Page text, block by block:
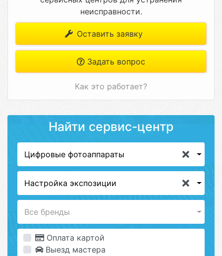
неисправности.
Оставить заявку
Задать вопрос
Как это работает?
Найти сервис-центр
Цифровые фотоаппараты
Настройка экспозиции
Все бренды
Оплата картой
Выезд мастера